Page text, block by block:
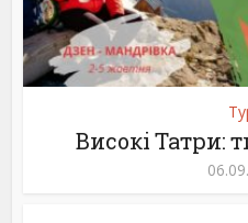
Високі Татри: